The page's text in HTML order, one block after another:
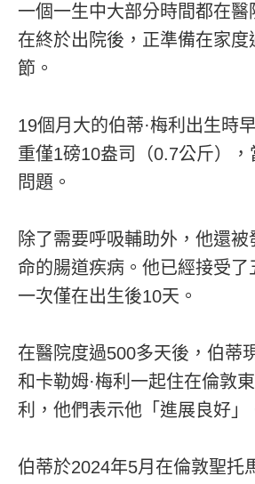
一個一生中大部分時間都在醫
在終於出院後，正準備在家度
節。
19個月大的伯蒂·梅利出生時
重僅1磅10盎司（0.7公斤）
問題。
除了需要呼吸輔助外，他還被
命的腸道疾病。他已經接受
一次僅在出生後10天。
在醫院度過500多天後，伯蒂
和卡勒姆·梅利一起住在倫敦
利，他們表示他「進展良好」
伯蒂於2024年5月在倫敦聖托